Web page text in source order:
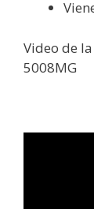
Video de
5008MG